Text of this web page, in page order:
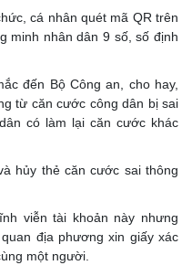
cá nhân quét mã QR trên
minh nhân dân 9 số, số định
đến Bộ Công an, cho hay,
từ căn cước công dân bị sai
có làm lại căn cước khác
hủy thẻ căn cước sai thông
viễn tài khoản này nhưng
địa phương xin giấy xác
một người.